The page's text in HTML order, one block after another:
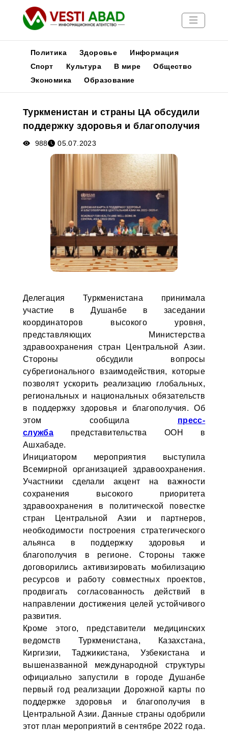
Новости
Медиа
Афиша
Политика Здоровье
Информация
Спорт
Культура В мире
Общество
Экономика
Образование
Туркменистан и страны ЦА обсудили
поддержку здоровья и благополучия
988 05.07.2023
Делегация Туркменистана принимала
участие в Душанбе в заседании
координаторов высокого уровня,
представляющих Министерства
здравоохранения стран Центральной Азии.
Стороны обсудили вопросы
субрегионального взаимодействия, которые
позволят ускорить реализацию глобальных,
региональных и национальных обязательств
в поддержку здоровья и благополучия. Об
этом сообщила пресс-
служба представительства ООН в
Ашхабаде.
Инициатором мероприятия выступила
Всемирной организацией здравоохранения.
Участники сделали акцент на важности
сохранения высокого приоритета
здравоохранения в политической повестке
стран Центральной Азии и партнеров,
необходимости построения стратегического
альянса в поддержку здоровья и
благополучия в регионе. Стороны также
договорились активизировать мобилизацию
ресурсов и работу совместных проектов,
продвигать согласованность действий в
направлении достижения целей устойчивого
развития.
Кроме этого, представители медицинских
ведомств Туркменистана, Казахстана,
Киргизии, Таджикистана, Узбекистана и
вышеназванной международной структуры
официально запустили в городе Душанбе
первый год реализации Дорожной карты по
поддержке здоровья и благополучия в
Центральной Азии. Данные страны одобрили
этот план мероприятий в сентябре 2022 года.